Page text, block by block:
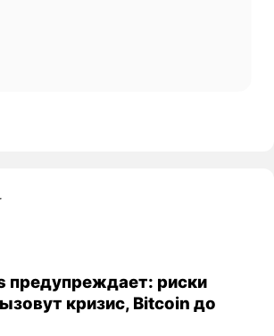
предупреждает: риски
кризис, Bitcoin до